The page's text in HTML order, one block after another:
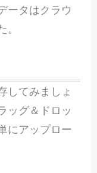
ータはクラウ
してみましょ
ッグ＆ドロッ
にアップロー